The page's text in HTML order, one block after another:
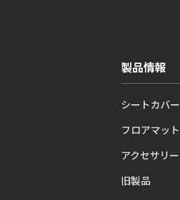
製品情報
シートカバー
フロアマット
アクセサリー
旧製品